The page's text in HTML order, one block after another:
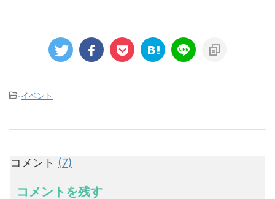
-イベント
コメント (7)
コメントを残す